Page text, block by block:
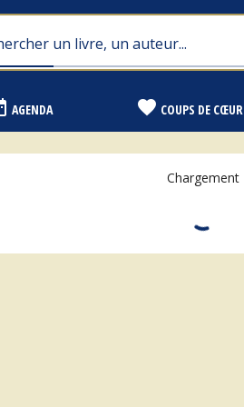
AGENDA favorite COUPS DE CŒUR
Chargement